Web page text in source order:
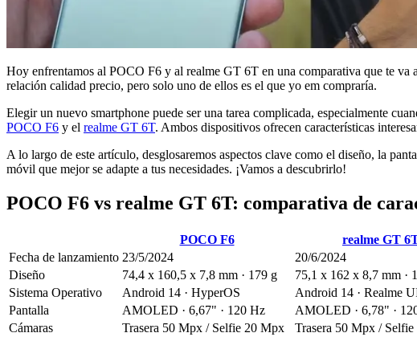
Hoy enfrentamos al POCO F6 y al realme GT 6T en una comparativa que te va
relación calidad precio, pero solo uno de ellos es el que yo em compraría.
Elegir un nuevo smartphone puede ser una tarea complicada, especialmente
POCO F6 y el realme GT 6T. Ambos dispositivos ofrecen características
A lo largo de este artículo, desglosaremos aspectos clave como el diseño, la
móvil que mejor se adapte a tus necesidades. ¡Vamos a descubrirlo!
POCO F6 vs realme GT 6T: comparativa de
POCO F6
realme GT
Fecha de lanzamiento 23/5/2024
20/6/2024
Diseño
74,4 x 160,5 x 7,8 mm · 179 g
75,1 x 162 x 8,7 mm ·
Sistema Operativo
Android 14 · HyperOS
Android 14 · Realme
Pantalla
AMOLED · 6,67" · 120 Hz
AMOLED · 6,78" ·
Cámaras
Trasera 50 Mpx / Selfie 20 Mpx
Trasera 50 Mpx /